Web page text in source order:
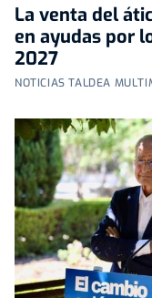
La venta del
en ayudas por
2027
NOTICIAS TALDEA